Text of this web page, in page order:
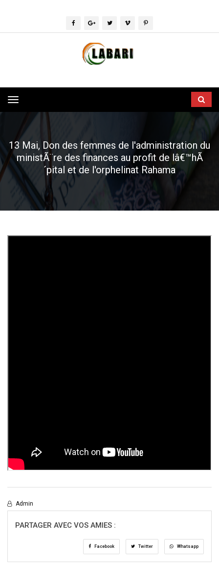
Toggle
navigation
13 Mai, Don des femmes de l'administration du
ministÃ¨re des finances au profit de lâ€™hÃ
´pital et de l'orphelinat Rahama
Admin
PARTAGER AVEC VOS AMIES :
Facebook Twitter Whatsapp